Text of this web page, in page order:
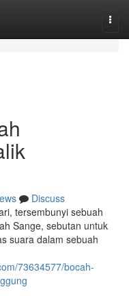
Discuss
tersembunyi sebuah
Sange, sebutan untuk
suara dalam sebuah
73634577/bocah-